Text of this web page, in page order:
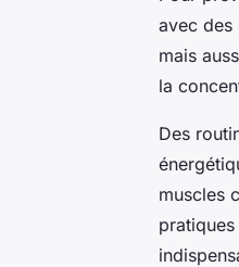
avec des
mais
la
Des
muscles